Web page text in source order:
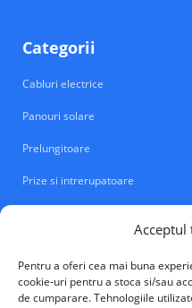
Acceptul
Pentru a oferi cea mai buna
cookie-uri pentru a stoca si/sau
de cumparare. Tehnologiile
Categorii
Cabluri electrice
Panouri solare
Prelungitoare
Prize si intrerupatoare